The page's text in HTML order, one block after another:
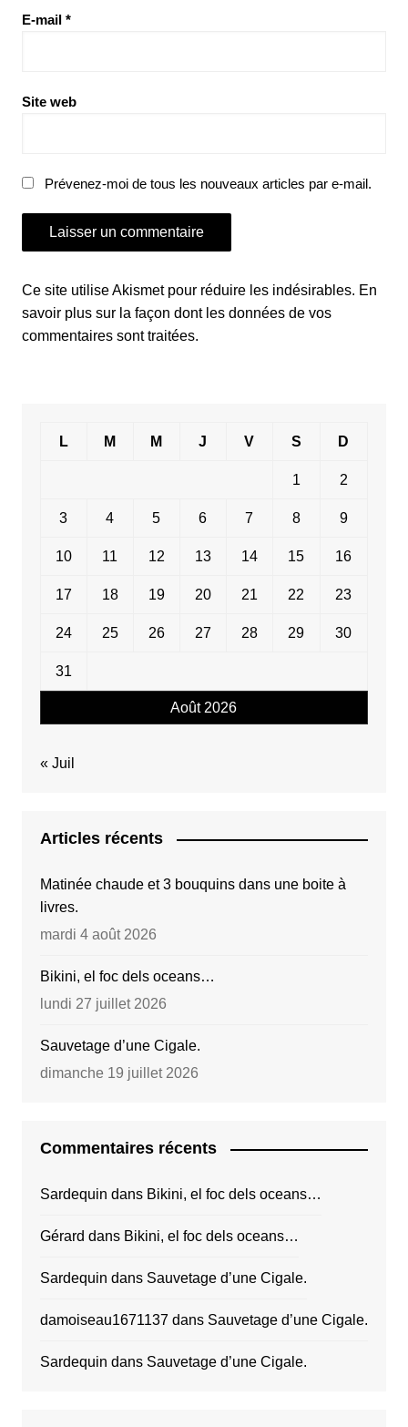
E-mail *
Site web
Prévenez-moi de tous les nouveaux articles par e-mail.
Ce site utilise Akismet pour réduire les indésirables. En
savoir plus sur la façon dont les données de vos
commentaires sont traitées.
Août 2026
L M M J V S D
1 2
3 4 5 6 7 8 9
10 11 12 13 14 15 16
17 18 19 20 21 22 23
24 25 26 27 28 29 30
31
« Juil
Articles récents
Matinée chaude et 3 bouquins dans une boite à
livres.
mardi 4 août 2026
Bikini, el foc dels oceans…
lundi 27 juillet 2026
Sauvetage d’une Cigale.
dimanche 19 juillet 2026
Commentaires récents
Sardequin dans Bikini, el foc dels oceans…
Gérard dans Bikini, el foc dels oceans…
Sardequin dans Sauvetage d’une Cigale.
damoiseau1671137dans Sauvetage d’une Cigale.
Sardequin dans Sauvetage d’une Cigale.